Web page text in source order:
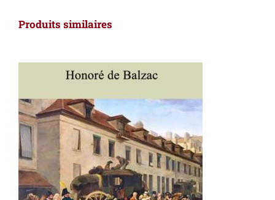
Produits similaires
AJOUTER AU PANIER DÉTAILS